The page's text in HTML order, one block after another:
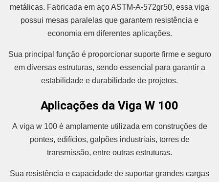
metálicas. Fabricada em aço ASTM-A-572gr50, essa viga
possui mesas paralelas que garantem resistência e
economia em diferentes aplicações.
Sua principal função é proporcionar suporte firme e seguro
em diversas estruturas, sendo essencial para garantir a
estabilidade e durabilidade de projetos.
Aplicações da Viga W 100
A viga w 100 é amplamente utilizada em construções de
pontes, edifícios, galpões industriais, torres de
transmissão, entre outras estruturas.
Sua resistência e capacidade de suportar grandes cargas